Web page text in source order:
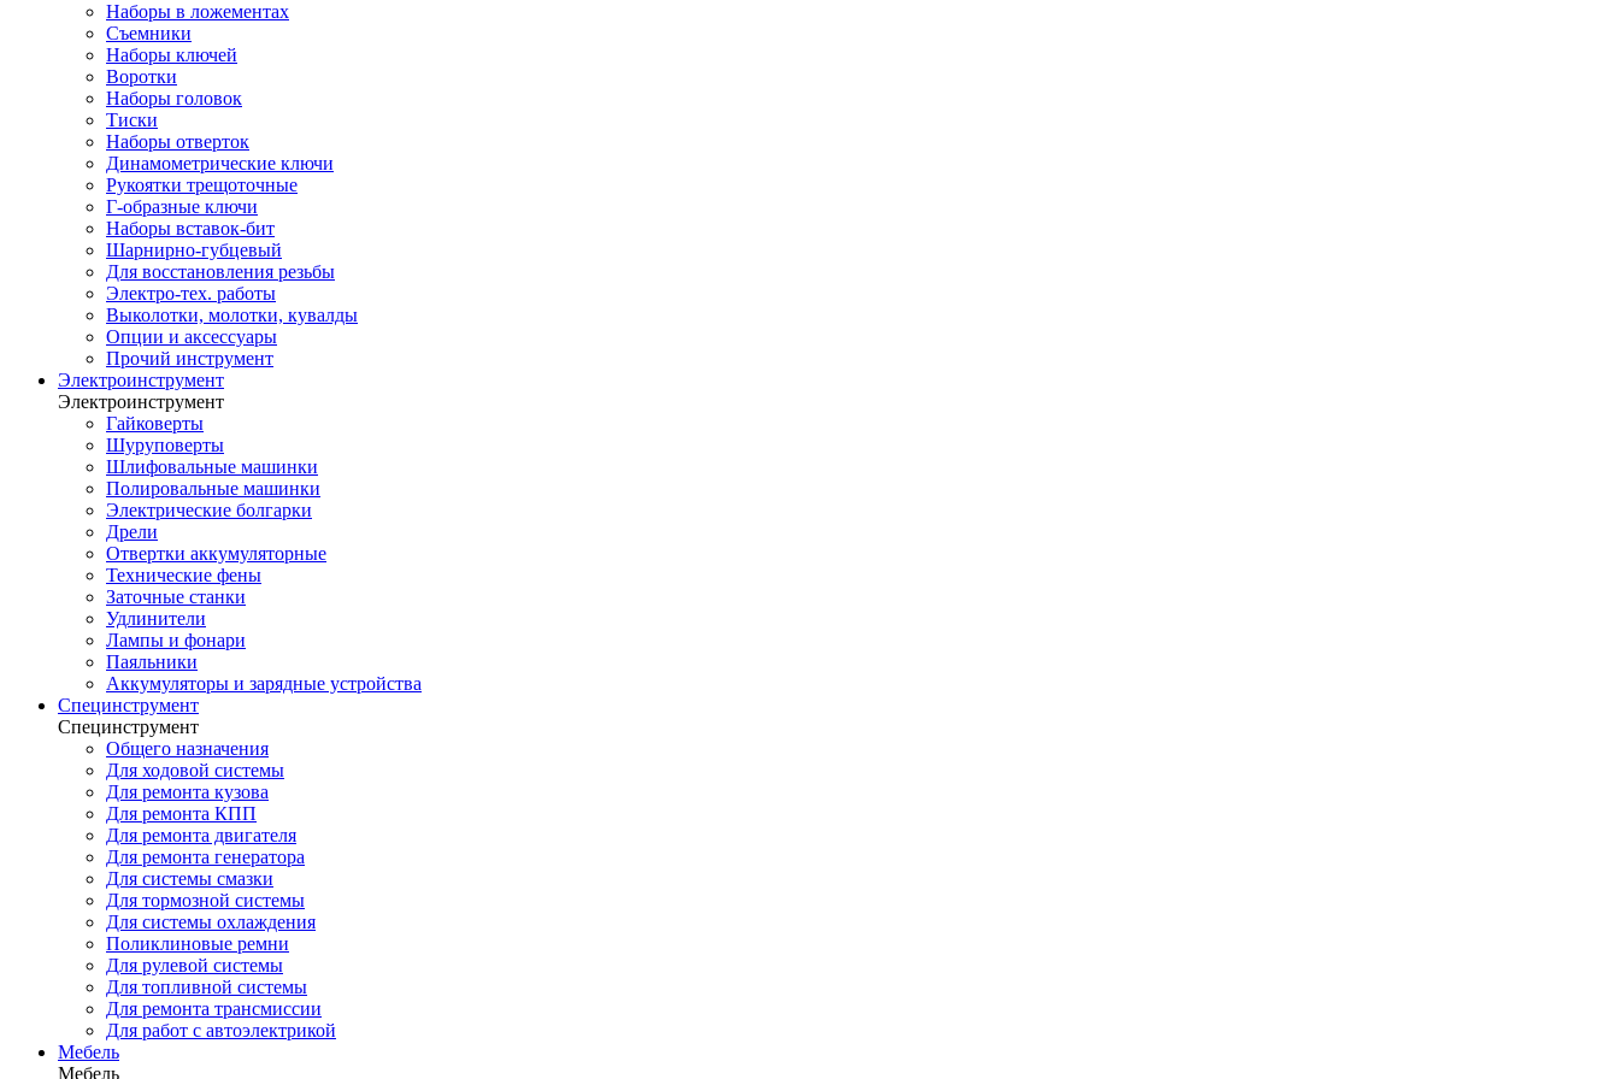
Наборы в ложементах
Съемники
Наборы ключей
Воротки
Наборы головок
Тиски
Наборы отверток
Динамометрические ключи
Рукоятки трещоточные
Г-образные ключи
Наборы вставок-бит
Шарнирно-губцевый
Для восстановления резьбы
Электро-тех. работы
Выколотки, молотки, кувалды
Опции и аксессуары
Прочий инструмент
Электроинструмент
Электроинструмент
Гайковерты
Шуруповерты
Шлифовальные машинки
Полировальные машинки
Электрические болгарки
Дрели
Отвертки аккумуляторные
Технические фены
Заточные станки
Удлинители
Лампы и фонари
Паяльники
Аккумуляторы и зарядные устройства
Специнструмент
Специнструмент
Общего назначения
Для ходовой системы
Для ремонта кузова
Для ремонта КПП
Для ремонта двигателя
Для ремонта генератора
Для системы смазки
Для тормозной системы
Для системы охлаждения
Поликлиновые ремни
Для рулевой системы
Для топливной системы
Для ремонта трансмиссии
Для работ с автоэлектрикой
Мебель
Мебель